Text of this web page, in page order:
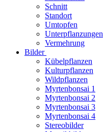
Schnitt
Standort
Umtopfen
Unterpflanzungen
Vermehrung
Bilder
Kübelpflanzen
Kulturpflanzen
Wildpflanzen
Myrtenbonsai 1
Myrtenbonsai 2
Myrtenbonsai 3
Myrtenbonsai 4
Stereobilder